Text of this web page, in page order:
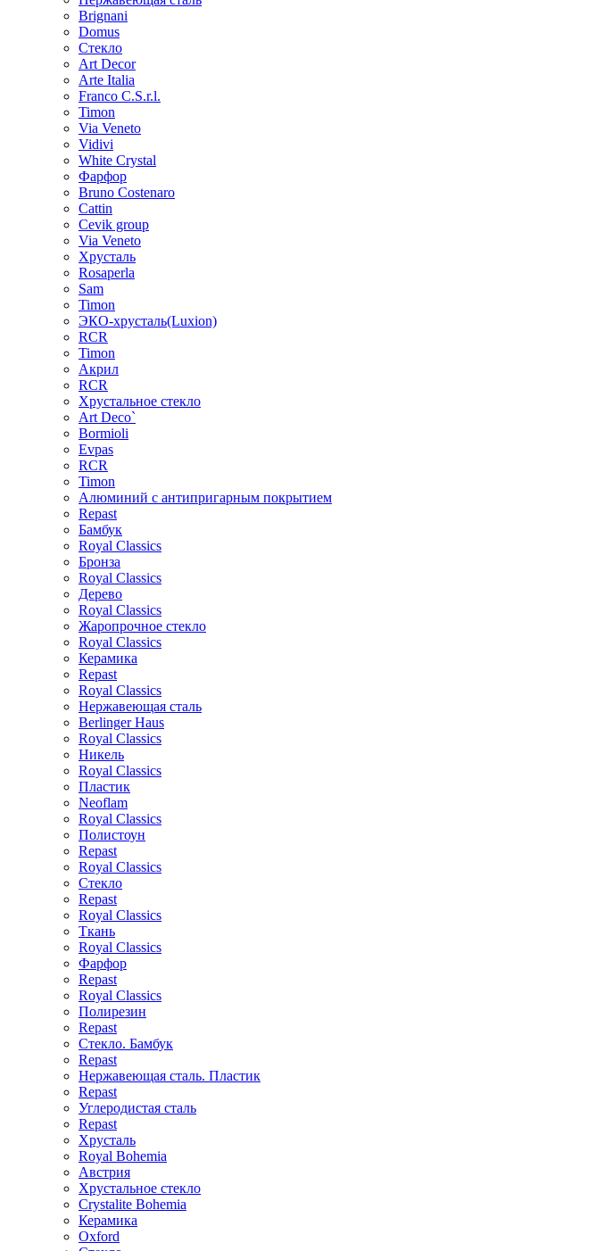
Brignani
Domus
Стекло
Art Decor
Arte Italia
Franco C.S.r.l.
Timon
Via Veneto
Vidivi
White Crystal
Фарфор
Bruno Costenaro
Cattin
Cevik group
Via Veneto
Хрусталь
Rosaperla
Sam
Timon
ЭКО-хрусталь(Luxion)
RCR
Timon
Акрил
RCR
Хрустальное стекло
Art Deco`
Bormioli
Evpas
RCR
Timon
Алюминий с антипригарным покрытием
Repast
Бамбук
Royal Classics
Бронза
Royal Classics
Дерево
Royal Classics
Жаропрочное стекло
Royal Classics
Керамика
Repast
Royal Classics
Нержавеющая сталь
Berlinger Haus
Royal Classics
Никель
Royal Classics
Пластик
Neoflam
Royal Classics
Полистоун
Repast
Royal Classics
Стекло
Repast
Royal Classics
Ткань
Royal Classics
Фарфор
Repast
Royal Classics
Полирезин
Repast
Стекло. Бамбук
Repast
Нержавеющая сталь. Пластик
Repast
Углеродистая сталь
Repast
Хрусталь
Royal Bohemia
Австрия
Хрустальное стекло
Crystalite Bohemia
Керамика
Oxford